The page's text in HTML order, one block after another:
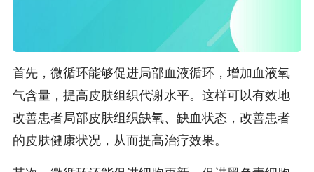
首先，微循环能够促进局部血液循环，增加血液氧
气含量，提高皮肤组织代谢水平。这样可以有效地
改善患者局部皮肤组织缺氧、缺血状态，改善患者
的皮肤健康状况，从而提高治疗效果。